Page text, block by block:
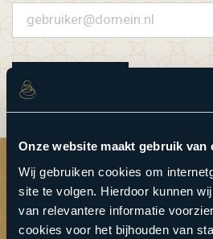
Onze website maakt gebruik van
Wij gebruiken cookies om
site te volgen. Hierdoor kunnen
van relevantere informatie
cookies voor het bijhouden van
AANMELDEN
DIRECT
Alle acties